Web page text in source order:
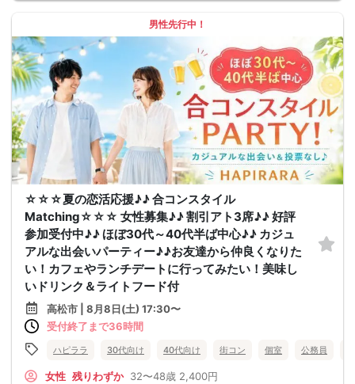
男性先行中！
☆☆☆夏の恋活応援♪♪ 合コンスタイル
Matching☆☆☆ 女性募集♪♪ 割引アト3席♪♪ 好評
参加受付中♪♪ ほぼ30代～40代半ば中心♪♪ カジュ
アルな出会いパーティー♪♪お友達から仲良くなりた
い！カフェやランチデートに行ってみたい！美味し
いドリンク＆ライトフード付
高松市 | 8月8日(土) 17:30〜
受付終了まで36時間
ハピララ 30代向け 40代向け 街コン 個室 公務員
女性 残りわずか 32〜48歳 2,400円